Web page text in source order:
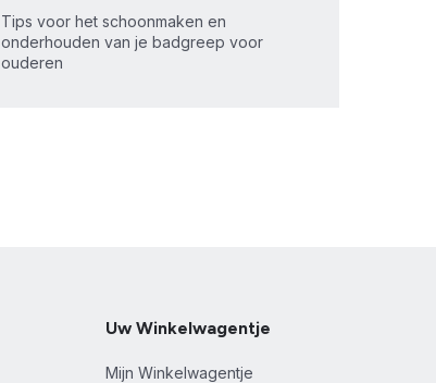
Tips voor het schoonmaken en
onderhouden van je badgreep voor
ouderen
Uw Winkelwagentje
Mijn Winkelwagentje